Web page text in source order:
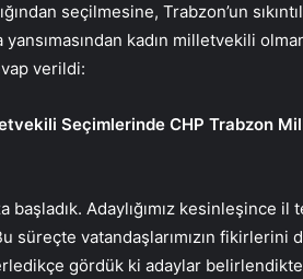
seçilmesine, Trabzon’un
kadın milletvekili
verildi:
Seçimlerinde CHP Trabzon
başladık. Adaylığımız kesinleşince il
süreçte vatandaşlarımızın fikirlerini
gördük ki adaylar